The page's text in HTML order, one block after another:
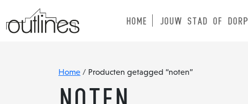
HOME JOUW STAD OF DORP
Home / Producten getagged “noten”
noten